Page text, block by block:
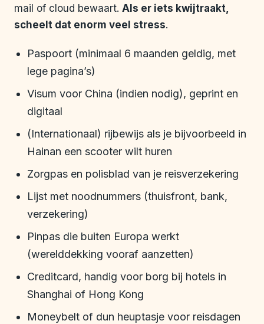
mail of cloud bewaart. Als er iets kwijtraakt,
scheelt dat enorm veel stress.
Paspoort (minimaal 6 maanden geldig, met
lege pagina’s)
Visum voor China (indien nodig), geprint en
digitaal
(Internationaal) rijbewijs als je bijvoorbeeld in
Hainan een scooter wilt huren
Zorgpas en polisblad van je reisverzekering
Lijst met noodnummers (thuisfront, bank,
verzekering)
Pinpas die buiten Europa werkt
(werelddekking vooraf aanzetten)
Creditcard, handig voor borg bij hotels in
Shanghai of Hong Kong
Moneybelt of dun heuptasje voor reisdagen